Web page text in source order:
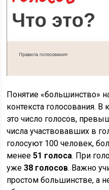
Понятие «большинство»
контекста голосования.
это число голосов,
числа участвовавших в
голосуют 100 человек,
менее51 голоса. При
уже38 голосов. Важно
простом большинстве, а